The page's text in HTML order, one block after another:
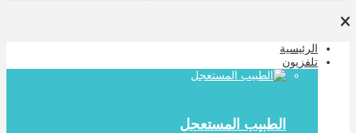
الرئيسية
تلفزيون
الطبيب المستعجل